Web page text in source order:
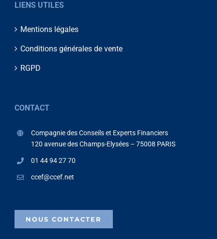
LIENS UTILES
Mentions légales
Conditions générales de vente
RGPD
CONTACT
Compagnie des Conseils et Experts Financiers
120 avenue des Champs-Elysées – 75008 PARIS
01 44 94 27 70
ccef@ccef.net
NOUS CONTACTER